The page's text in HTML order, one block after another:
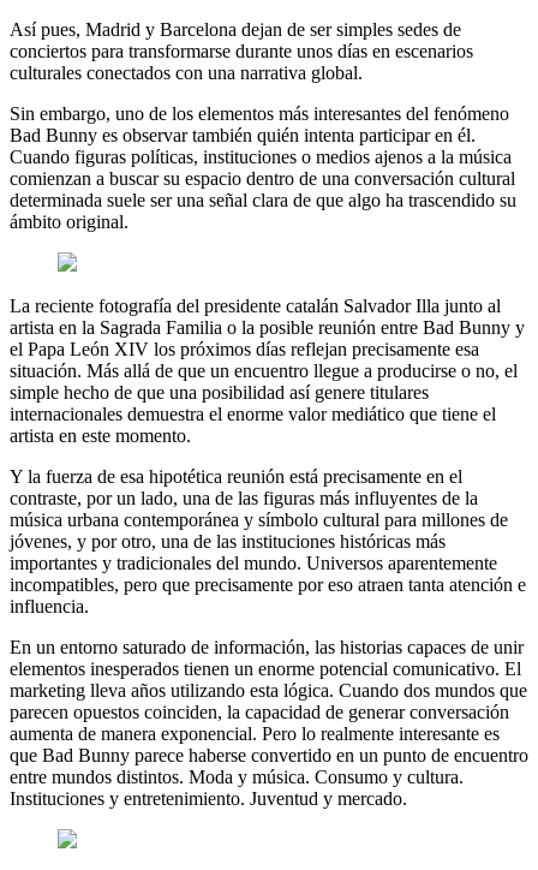
Así pues, Madrid y Barcelona dejan de ser simples sedes de
conciertos para transformarse durante unos días en escenarios
culturales conectados con una narrativa global.
Sin embargo, uno de los elementos más interesantes del fenómeno
Bad Bunny es observar también quién intenta participar en él.
Cuando figuras políticas, instituciones o medios ajenos a la música
comienzan a buscar su espacio dentro de una conversación cultural
determinada suele ser una señal clara de que algo ha trascendido su
ámbito original.
La reciente fotografía del presidente catalán Salvador Illa junto al
artista en la Sagrada Familia o la posible reunión entre Bad Bunny y
el Papa León XIV los próximos días reflejan precisamente esa
situación. Más allá de que un encuentro llegue a producirse o no, el
simple hecho de que una posibilidad así genere titulares
internacionales demuestra el enorme valor mediático que tiene el
artista en este momento.
Y la fuerza de esa hipotética reunión está precisamente en el
contraste, por un lado, una de las figuras más influyentes de la
música urbana contemporánea y símbolo cultural para millones de
jóvenes, y por otro, una de las instituciones históricas más
importantes y tradicionales del mundo. Universos aparentemente
incompatibles, pero que precisamente por eso atraen tanta atención e
influencia.
En un entorno saturado de información, las historias capaces de unir
elementos inesperados tienen un enorme potencial comunicativo. El
marketing lleva años utilizando esta lógica. Cuando dos mundos que
parecen opuestos coinciden, la capacidad de generar conversación
aumenta de manera exponencial. Pero lo realmente interesante es
que Bad Bunny parece haberse convertido en un punto de encuentro
entre mundos distintos. Moda y música. Consumo y cultura.
Instituciones y entretenimiento. Juventud y mercado.